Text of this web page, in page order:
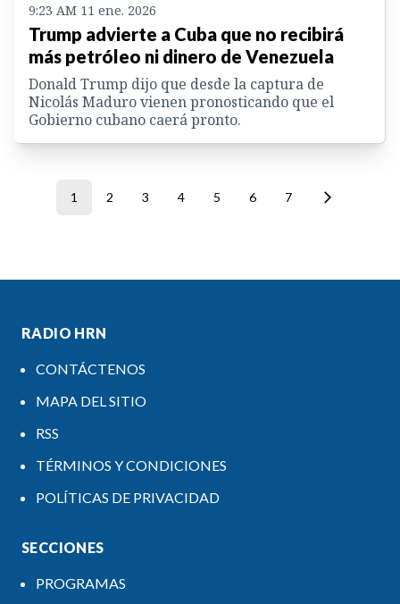
9:23 AM 11 ene. 2026
Trump advierte a Cuba que no recibirá
más petróleo ni dinero de Venezuela
Donald Trump dijo que desde la captura de
Nicolás Maduro vienen pronosticando que el
Gobierno cubano caerá pronto.
1 2 3 4 5 6 7
RADIO HRN
CONTÁCTENOS
MAPA DEL SITIO
RSS
TÉRMINOS Y CONDICIONES
POLÍTICAS DE PRIVACIDAD
SECCIONES
PROGRAMAS